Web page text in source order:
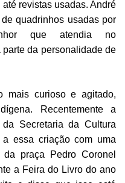
revistas usadas. André
quadrinhos usadas por
que atendia no
da personalidade de
mais curioso e agitado,
Recentemente a
Secretaria da Cultura
a essa criação com uma
praça Pedro Coronel
a Feira do Livro do ano